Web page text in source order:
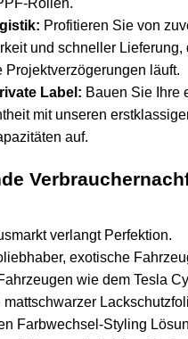
Rollen.
Profitieren Sie von
und schneller Lieferung,
Projektverzögerungen läuft.
Label: Bauen Sie Ihre
mit unseren
auf.
verlangt Perfektion.
exotische
wie dem Tesla
Farbwechsel-Styling